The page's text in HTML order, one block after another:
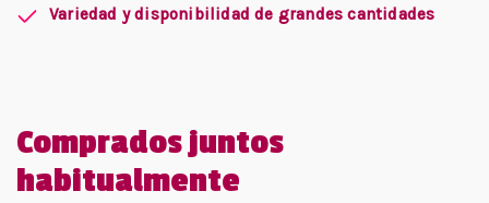
Variedad y disponibilidad de grandes cantidades
Comprados juntos
habitualmente